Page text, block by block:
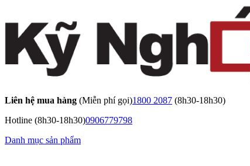
Liên hệ mua hàng (Miễn phí gọi)1800 2087 (8h30-18h30)
Hotline (8h30-18h30)0906779798
Danh mục sản phẩm